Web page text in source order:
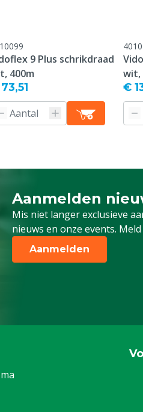
9 Plus schrikdraad
400m
wit,
€
Aanmelden
Mis niet langer exclusieve
nieuws en onze events.
Schrijf je in voor onze
Aanmelden